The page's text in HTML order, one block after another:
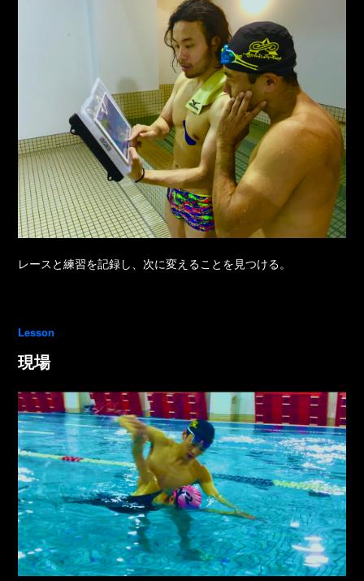
レースと練習を記録し、次に変えることを見つける。
Lesson
現場